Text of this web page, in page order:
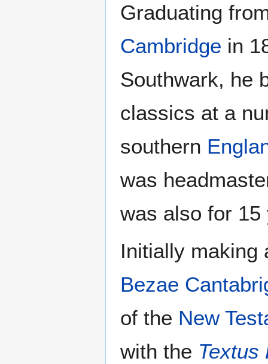
Graduating
Cambridge in
Southwark, he
classics at a
southern
was
was also for
Initially making
Bezae
of the New
with the Textus